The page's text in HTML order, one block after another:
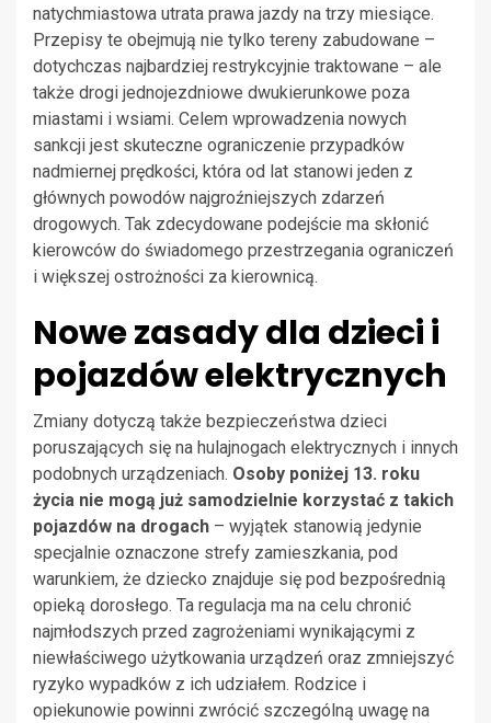
natychmiastowa utrata prawa jazdy na trzy miesiące.
Przepisy te obejmują nie tylko tereny zabudowane –
dotychczas najbardziej restrykcyjnie traktowane – ale
także drogi jednojezdniowe dwukierunkowe poza
miastami i wsiami. Celem wprowadzenia nowych
sankcji jest skuteczne ograniczenie przypadków
nadmiernej prędkości, która od lat stanowi jeden z
głównych powodów najgroźniejszych zdarzeń
drogowych. Tak zdecydowane podejście ma skłonić
kierowców do świadomego przestrzegania ograniczeń
i większej ostrożności za kierownicą.
Nowe zasady dla dzieci i
pojazdów elektrycznych
Zmiany dotyczą także bezpieczeństwa dzieci
poruszających się na hulajnogach elektrycznych i innych
podobnych urządzeniach. Osoby poniżej 13. roku
życia nie mogą już samodzielnie korzystać z takich
pojazdów na drogach – wyjątek stanowią jedynie
specjalnie oznaczone strefy zamieszkania, pod
warunkiem, że dziecko znajduje się pod bezpośrednią
opieką dorosłego. Ta regulacja ma na celu chronić
najmłodszych przed zagrożeniami wynikającymi z
niewłaściwego użytkowania urządzeń oraz zmniejszyć
ryzyko wypadków z ich udziałem. Rodzice i
opiekunowie powinni zwrócić szczególną uwagę na